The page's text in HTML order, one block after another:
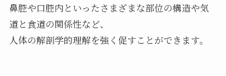
鼻腔や口腔内といったさまざまな部位の構造や気
道と食道の関係性など、
人体の解剖学的理解を強く促すことができます。